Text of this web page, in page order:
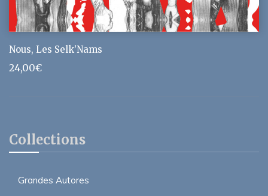
Collections
Grandes Autores
Nous, Les Selk’Nams
24,00€